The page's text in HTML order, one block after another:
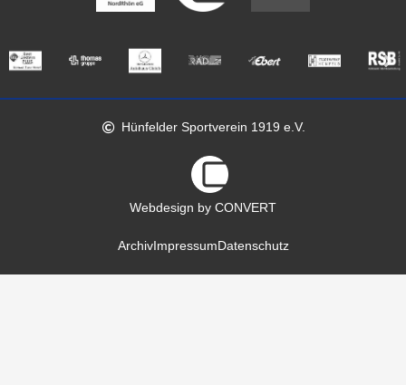
Hünfelder Sportverein 1919 e.V.
Webdesign by CONVERT
ArchivImpressumDatenschutz